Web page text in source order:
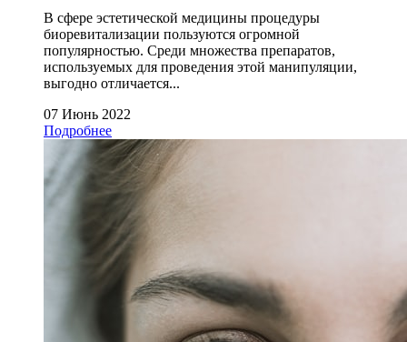
В сфере эстетической медицины процедуры
биоревитализации пользуются огромной
популярностью. Среди множества препаратов,
используемых для проведения этой манипуляции,
выгодно отличается...
07 Июнь 2022
Подробнее